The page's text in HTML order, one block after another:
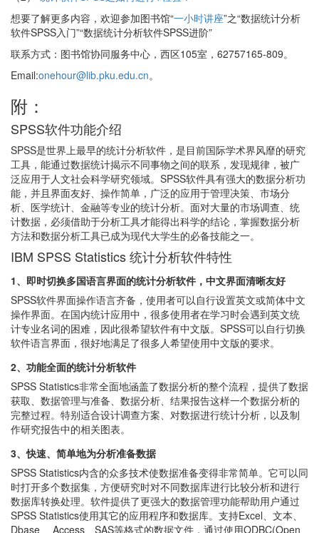
想要了解更多内容，欢迎参加图书馆“一小时讲座”之“数据统计分析
软件SPSS入门”“数据统计分析软件SPSS进阶”
联系方式：图书馆协同服务中心，西区105室，62757165-809。
Email:onehour@lib.pku.edu.cn。
附：
SPSS软件功能介绍
SPSS是世界上最早的统计分析软件，是目前国际学术界风靡的研究
工具，能通过数据统计揭示不同事物之间的联系，发现规律，被广
泛应用于人文社会科学研究领域。SPSS软件具有强大的数据分析功
能，并且界面友好、操作简单，广泛的应用于管理决策、市场分
析、医学统计、金融等专业的统计分析。面对大量的市场调查、统
计数据，必须借助于分析工具才能得出科学的结论，掌握数据分析
方法和数据分析工具已成为现代大学生的必备技能之一。
IBM SPSS Statistics 统计分析软件特性
1、即时切换多国语言界面的统计分析软件，中文界面清晰友好
SPSS软件界面操作语言齐备，使用者可以自行设置英文或简体中文
操作界面。在国内统计应用中，很多使用者在学习时会遇到英文统
计专业名词的困难，因此很希望软件有中文版。SPSS可以自行切换
软件语言界面，很好地满足了很多人希望使用中文版的要求。
2、功能全面的统计分析软件
SPSS Statistics非常全面地涵盖了数据分析的整个流程，提供了数据
获取、数据管理与准备、数据分析、结果报告这样一个数据分析的
完整过程。特别适合设计调查方案、对数据进行统计分析，以及制
作研究报告中的相关图表。
3、快速、简单地为分析准备数据
SPSS Statistics内含的众多技术使数据准备变得非常简单。它可以同
时打开多个数据集，方便研究时对不同数据库进行比较分析和进行
数据库转换处理。软件提供了更强大的数据管理功能帮助用户通过
SPSS Statistics使用其它的应用程序和数据库。支持Excel、文本、
Dbase 、Access、SAS等格式的数据文件，通过使用ODBC(Open